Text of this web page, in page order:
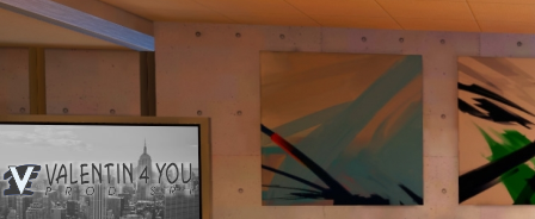
Saci pentru aspiratoare Sac pentru aspirator Sac de aspirator